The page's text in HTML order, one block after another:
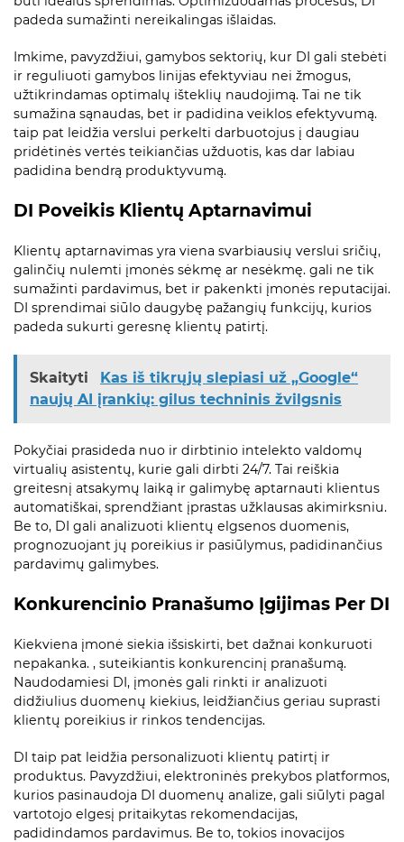
padeda sumažinti nereikalingas išlaidas.
Imkime, pavyzdžiui, gamybos sektorių, kur DI gali stebėti
ir reguliuoti gamybos linijas efektyviau nei žmogus,
užtikrindamas optimalų išteklių naudojimą. Tai ne tik
sumažina sąnaudas, bet ir padidina veiklos efektyvumą.
taip pat leidžia verslui perkelti darbuotojus į daugiau
pridėtinės vertės teikiančias užduotis, kas dar labiau
padidina bendrą produktyvumą.
DI Poveikis Klientų Aptarnavimui
Klientų aptarnavimas yra viena svarbiausių verslui sričių,
galinčių nulemti įmonės sėkmę ar nesėkmę. gali ne tik
sumažinti pardavimus, bet ir pakenkti įmonės reputacijai.
DI sprendimai siūlo daugybę pažangių funkcijų, kurios
padeda sukurti geresnę klientų patirtį.
Skaityti
Kas iš tikrųjų slepiasi už „Google“
naujų AI įrankių: gilus techninis žvilgsnis
Pokyčiai prasideda nuo ir dirbtinio intelekto valdomų
virtualių asistentų, kurie gali dirbti 24/7. Tai reiškia
greitesnį atsakymų laiką ir galimybę aptarnauti klientus
automatiškai, sprendžiant įprastas užklausas akimirksniu.
Be to, DI gali analizuoti klientų elgsenos duomenis,
prognozuojant jų poreikius ir pasiūlymus, padidinančius
pardavimų galimybes.
Konkurencinio Pranašumo Įgijimas Per DI
Kiekviena įmonė siekia išsiskirti, bet dažnai konkuruoti
nepakanka. , suteikiantis konkurencinį pranašumą.
Naudodamiesi DI, įmonės gali rinkti ir analizuoti
didžiulius duomenų kiekius, leidžiančius geriau suprasti
klientų poreikius ir rinkos tendencijas.
DI taip pat leidžia personalizuoti klientų patirtį ir
produktus. Pavyzdžiui, elektroninės prekybos platformos,
kurios pasinaudoja DI duomenų analize, gali siūlyti pagal
vartotojo elgesį pritaikytas rekomendacijas,
padidindamos pardavimus. Be to, tokios inovacijos